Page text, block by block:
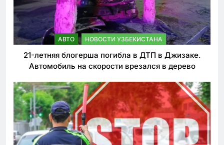
АВТО НОВОСТИ УЗБЕКИСТАНА
21-летняя блогерша погибла в ДТП в Джизаке.
Автомобиль на скорости врезался в дерево